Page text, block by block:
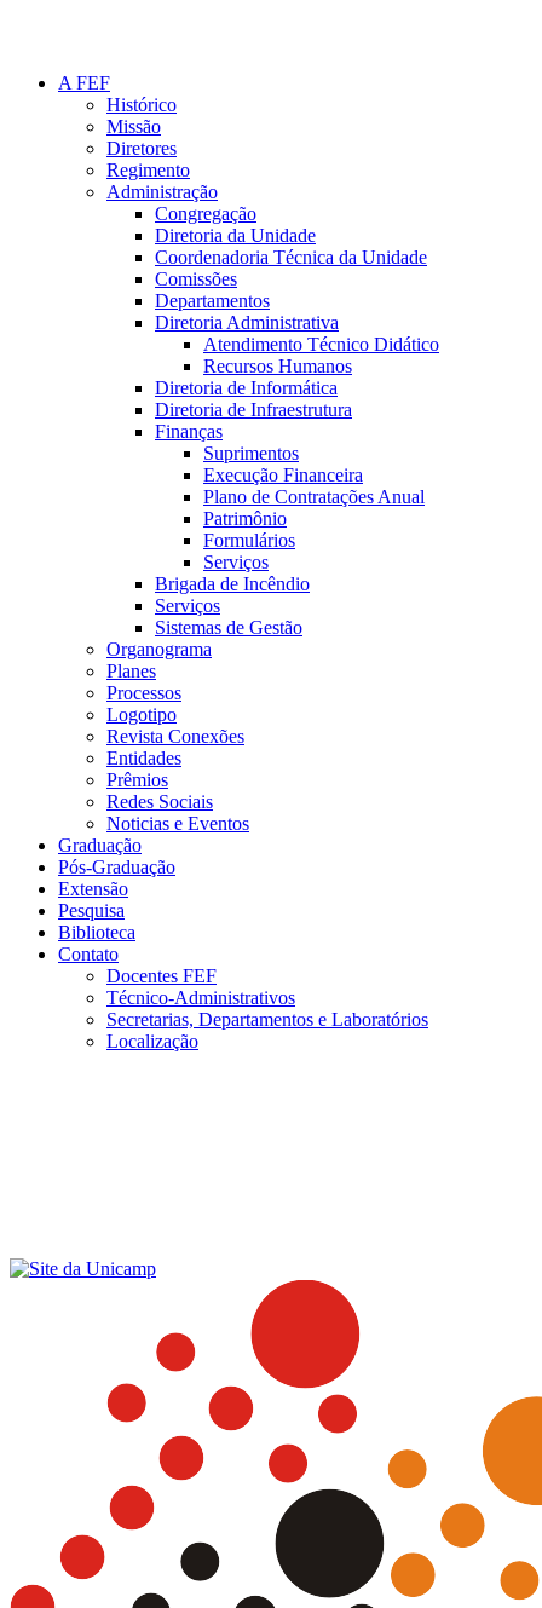
A FEF
Histórico
Missão
Diretores
Regimento
Administração
Congregação
Diretoria da Unidade
Coordenadoria Técnica da Unidade
Comissões
Departamentos
Diretoria Administrativa
Atendimento Técnico Didático
Recursos Humanos
Diretoria de Informática
Diretoria de Infraestrutura
Finanças
Suprimentos
Execução Financeira
Plano de Contratações Anual
Patrimônio
Formulários
Serviços
Brigada de Incêndio
Serviços
Sistemas de Gestão
Organograma
Planes
Processos
Logotipo
Revista Conexões
Entidades
Prêmios
Redes Sociais
Noticias e Eventos
Graduação
Pós-Graduação
Extensão
Pesquisa
Biblioteca
Contato
Docentes FEF
Técnico-Administrativos
Secretarias, Departamentos e Laboratórios
Localização